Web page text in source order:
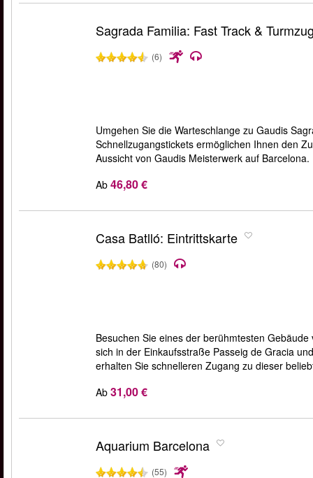
Sagrada Familia: Fast Track &
(6)
Umgehen Sie die Warteschlange zu Gaudis
Schnellzugangstickets ermöglichen Ihnen den
Aussicht von Gaudis Meisterwerk auf Barcelona.
Ab 46,80 €
Casa Batlló: Eintrittskarte
(80)
Besuchen Sie eines der berühmtesten
sich in der Einkaufsstraße Passeig de Gracia
erhalten Sie schnelleren Zugang zu dieser
Ab 31,00 €
Aquarium Barcelona
(55)